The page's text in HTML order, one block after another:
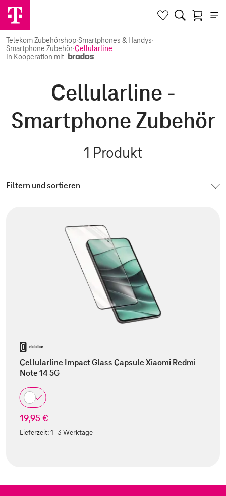
Telekom Zubehörshop·Smartphones & Handys·
Smartphone Zubehör·Cellularline
In Kooperation mit
Cellularline -
Smartphone Zubehör
1 Produkt
Filtern und sortieren
Cellularline Impact Glass Capsule Xiaomi Redmi
Note 14 5G
19,95 €
Lieferzeit:1-3 Werktage